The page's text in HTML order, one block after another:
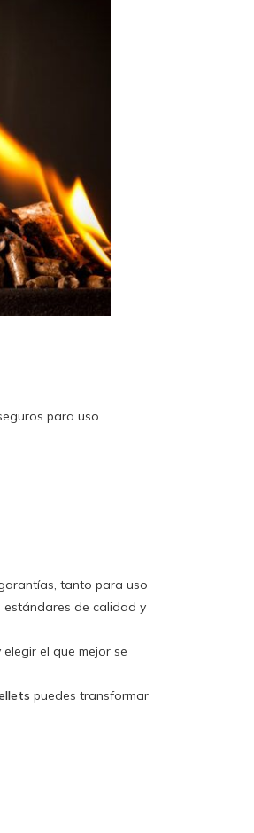
para uso
tanto para uso
estándares de calidad y
elegir el que mejor se
puedes transformar